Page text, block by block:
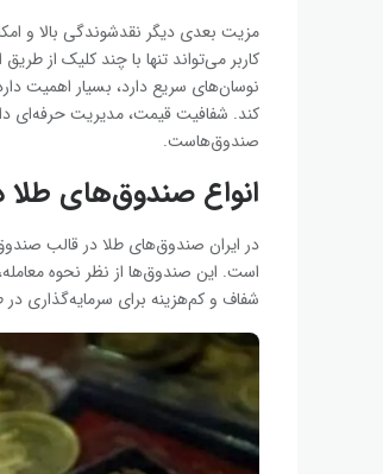
مزیت بعدی دیگر نقدشوندگی بالا و
کاربر می‌تواند تنها با چند کلیک از
نوسان‌های سریع دارد، بسیار اهمیت
کند. شفافیت قیمت، مدیریت حرفه‌ای
صندوق‌هاست.
انواع صندوق‌های طلا
در ایران صندوق‌های طلا در قالب
است. این صندوق‌ها از نظر نحوه
شفاف و کم‌هزینه برای سرمایه‌گذاری در